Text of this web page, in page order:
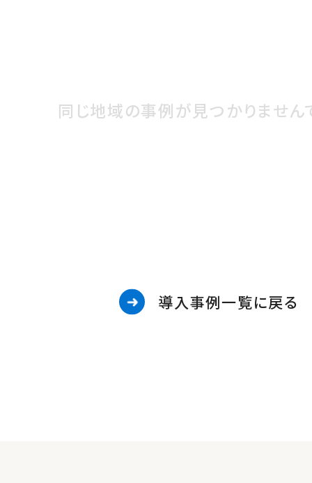
同じ地域の事例が見つかりません
導入事例一覧に戻る